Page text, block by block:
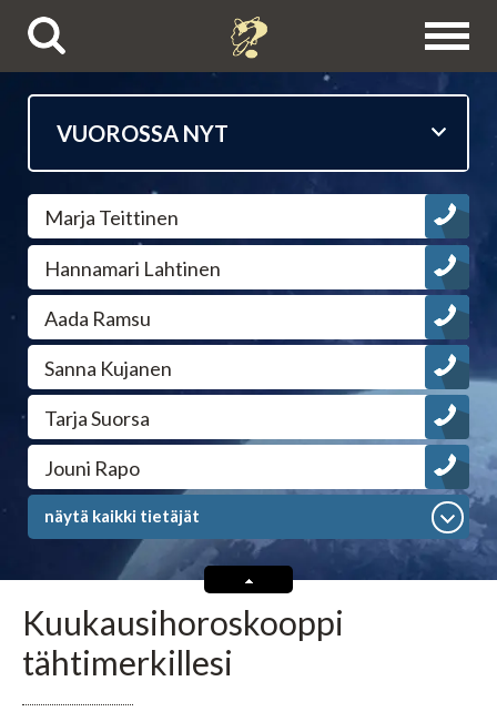
Puhelinpalvelut
Tietäjien esittelyt
Astrologit
Ennustajat
Selvänäkijät
Tarot-tulkitsijat tulkitsevat tarotkortteja
Enkelikorttitulkitsijat
Unien tulkitsijat tulkitsevat unet
Meediot ja shamaanit
Marja Teittinen
Hannamari Lahtinen
Aada Ramsu
Sanna Kujanen
Tarja Suorsa
Jouni Rapo
näytä kaikki tietäjät
Kuukausihoroskooppi
tähtimerkillesi